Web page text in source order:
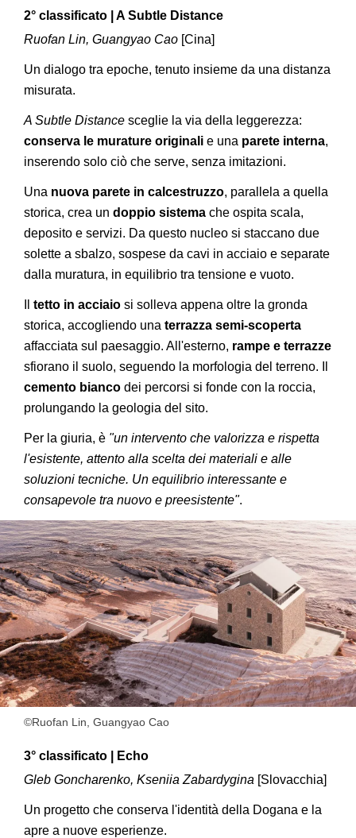
2° classificato | A Subtle Distance
Ruofan Lin, Guangyao Cao [Cina]
Un dialogo tra epoche, tenuto insieme da una distanza
misurata.
A Subtle Distance sceglie la via della leggerezza:
conserva le murature originali e una parete interna,
inserendo solo ciò che serve, senza imitazioni.
Una nuova parete in calcestruzzo, parallela a quella
storica, crea un doppio sistema che ospita scala,
deposito e servizi. Da questo nucleo si staccano due
solette a sbalzo, sospese da cavi in acciaio e separate
dalla muratura, in equilibrio tra tensione e vuoto.
tetto in acciaio si solleva appena oltre la gronda
storica, accogliendo una terrazza semi-scoperta
affacciata sul paesaggio. All'esterno, rampe e terrazze
sfiorano il suolo, seguendo la morfologia del terreno. Il
cemento bianco dei percorsi si fonde con la roccia,
prolungando la geologia del sito.
Per la giuria, è "un intervento che valorizza e rispetta
l'esistente, attento alla scelta dei materiali e alle
soluzioni tecniche. Un equilibrio interessante e
consapevole tra nuovo e preesistente".
©Ruofan Lin, Guangyao Cao
3° classificato | Echo
Gleb Goncharenko, Kseniia Zabardygina [Slovacchia]
Un progetto che conserva l'identità della Dogana e la
apre a nuove esperienze.